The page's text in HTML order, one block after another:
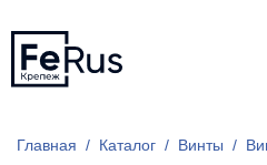
Главная Каталог Винты